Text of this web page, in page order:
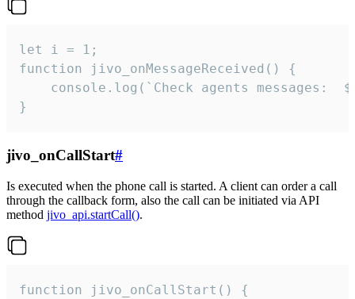
let i = 1;
function jivo_onMessageReceived() {
}
jivo_onCallStart#
Is executed when the phone call is started. A client can order a call
through the callback form, also the call can be initiated via API
method jivo_api.startCall().
function jivo_onCallStart() {